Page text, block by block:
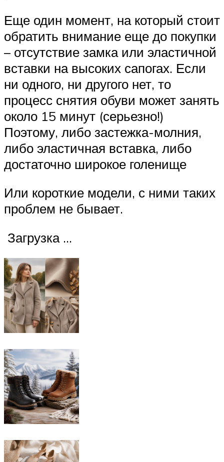
Еще один момент, на который стоит
обратить внимание еще до покупки
– отсутствие замка или эластичной
вставки на высоких сапогах. Если
ни одного, ни другого нет, то
процесс снятия обуви может занять
около 15 минут (серьезно!)
Поэтому, либо застежка-молния,
либо эластичная вставка, либо
достаточно широкое голенище
Или короткие модели, с ними таких
проблем не бывает.
Загрузка …